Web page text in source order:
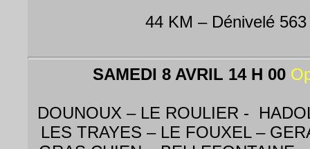
44 KM – Dénivelé
SAMEDI 8 AVRIL 14 H 00
DOUNOUX – LE ROULIER -
LES TRAYES – LE FOUXEL –